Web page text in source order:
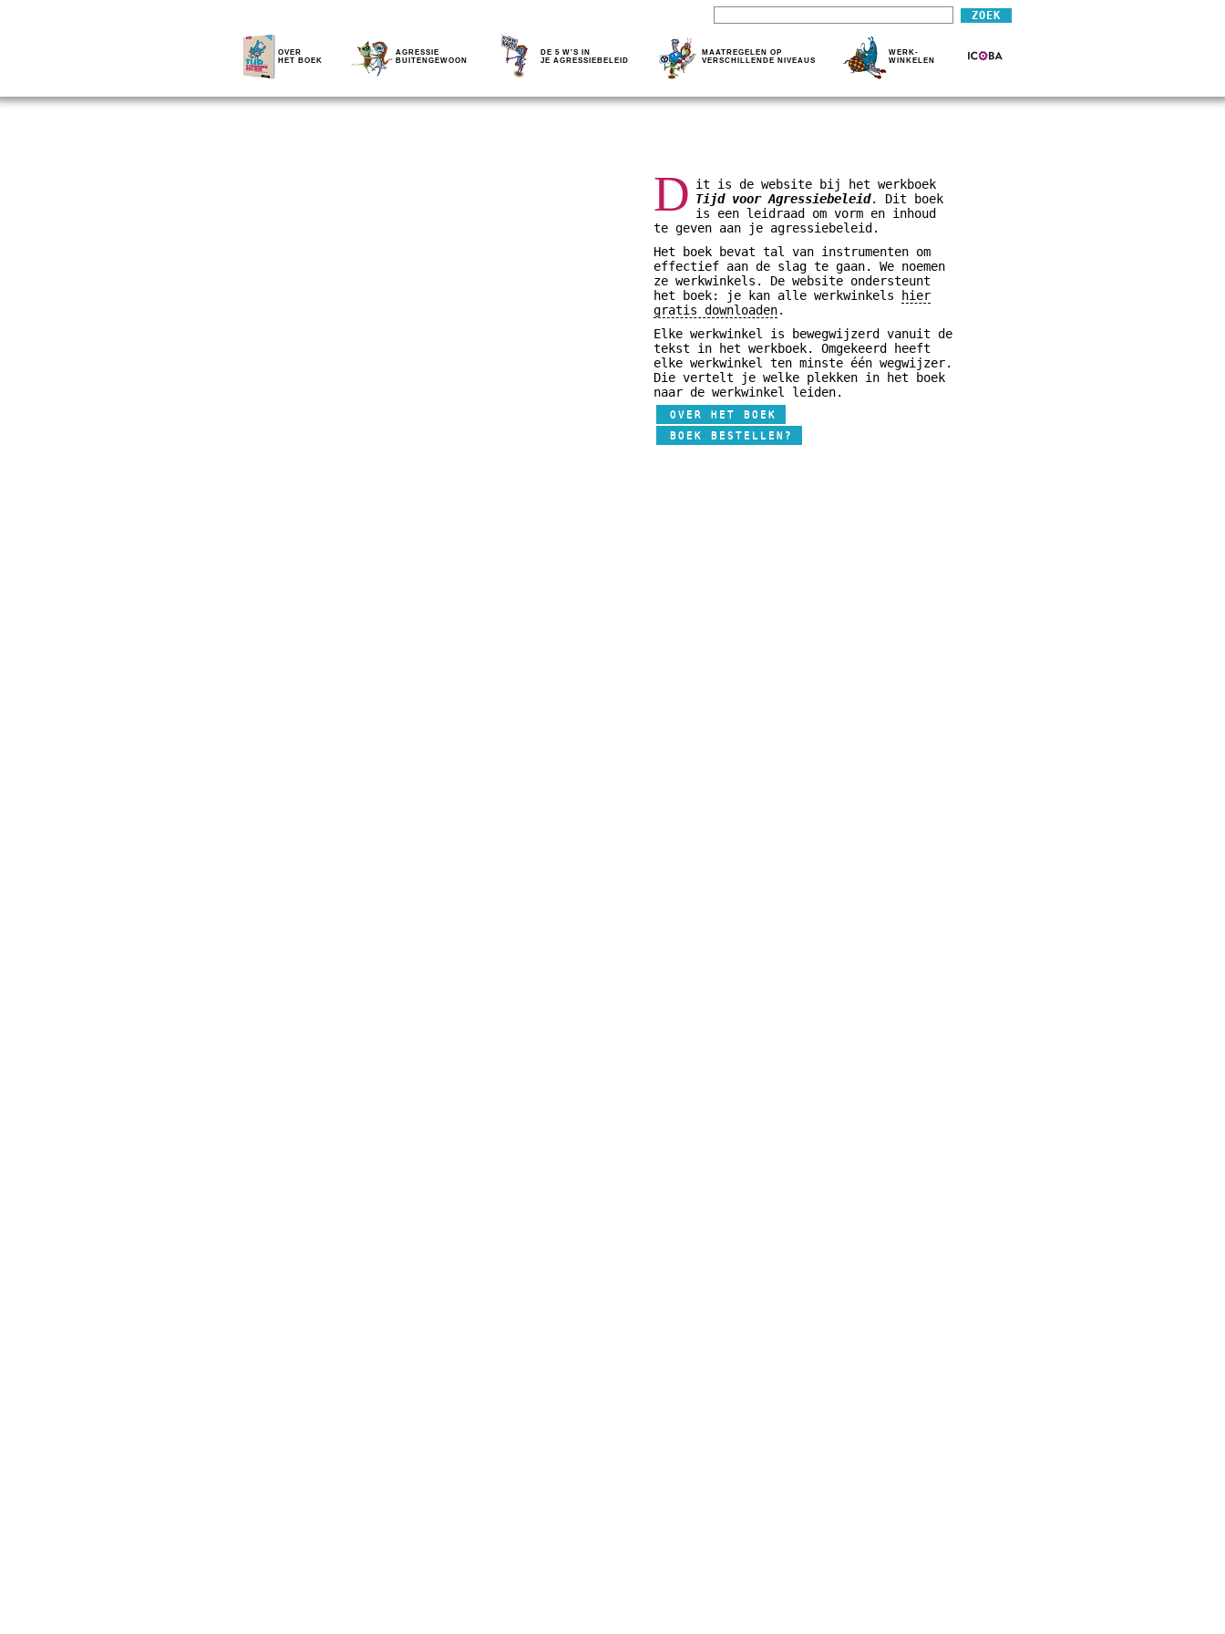
OVER
HET BOEK
AGRESSIE
BUITENGEWOON
DE 5 W'S IN
JE AGRESSIEBELEID
MAATREGELEN OP
VERSCHILLENDE NIVEAUS
WERK-
WINKELEN
D it is de website bij het werkboek
Tijd voor Agressiebeleid. Dit boek
is een leidraad om vorm en inhoud
te geven aan je agressiebeleid.
Het boek bevat tal van instrumenten om
effectief aan de slag te gaan. We noemen
ze werkwinkels. De website ondersteunt
het boek: je kan alle werkwinkels
hier
gratis downloaden.
Elke werkwinkel is bewegwijzerd vanuit de
tekst in het werkboek. Omgekeerd heeft
elke werkwinkel ten minste één wegwijzer.
Die vertelt je welke plekken in het boek
naar de werkwinkel leiden.
OVER HET BOEK
BOEK BESTELLEN?